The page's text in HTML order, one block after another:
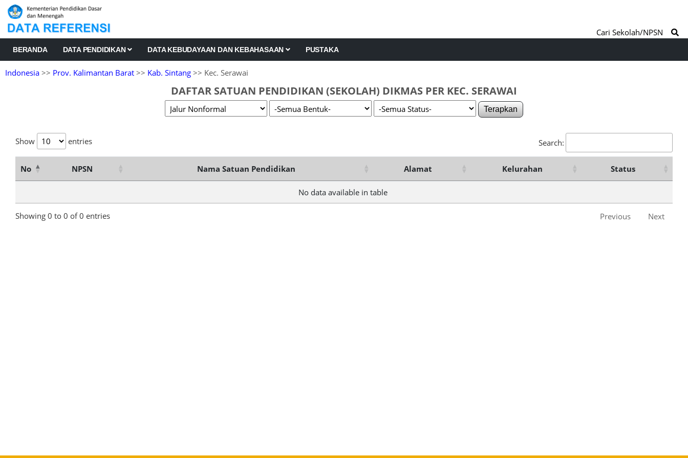
BERANDA DATA PENDIDIKAN DATA KEBUDAYAAN DAN KEBAHASAAN PUSTAKA
Cari Sekolah/NPSN
Indonesia >> Prov. Kalimantan Barat >> Kab. Sintang >> Kec. Serawai
DAFTAR SATUAN PENDIDIKAN (SEKOLAH) DIKMAS PER KEC. SERAWAI
Terapkan
Show entries Search:
No NPSN Nama Satuan Pendidikan Alamat Kelurahan Status
No data available in table
Showing 0 to 0 of 0 entries Previous Next